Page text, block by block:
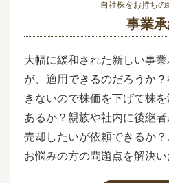
自社株をお持ちの
事業
大幅に緩和された新しい事
が、適用できるのだろうか
きないので株価を下げて株
あるか？親族や社内に後継
売却したいが依頼できるか
お悩みの方の問題点を解決い